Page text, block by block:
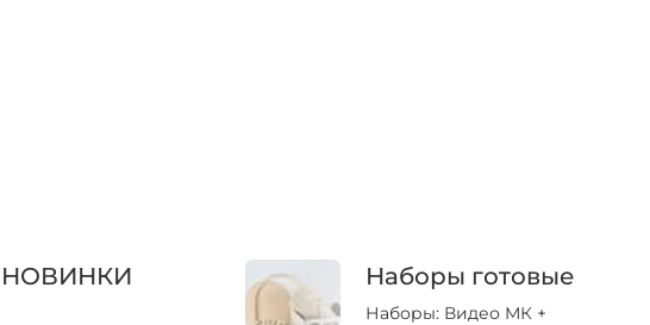
НОВИНКИ Наборы готовые
Наборы: Видео МК +